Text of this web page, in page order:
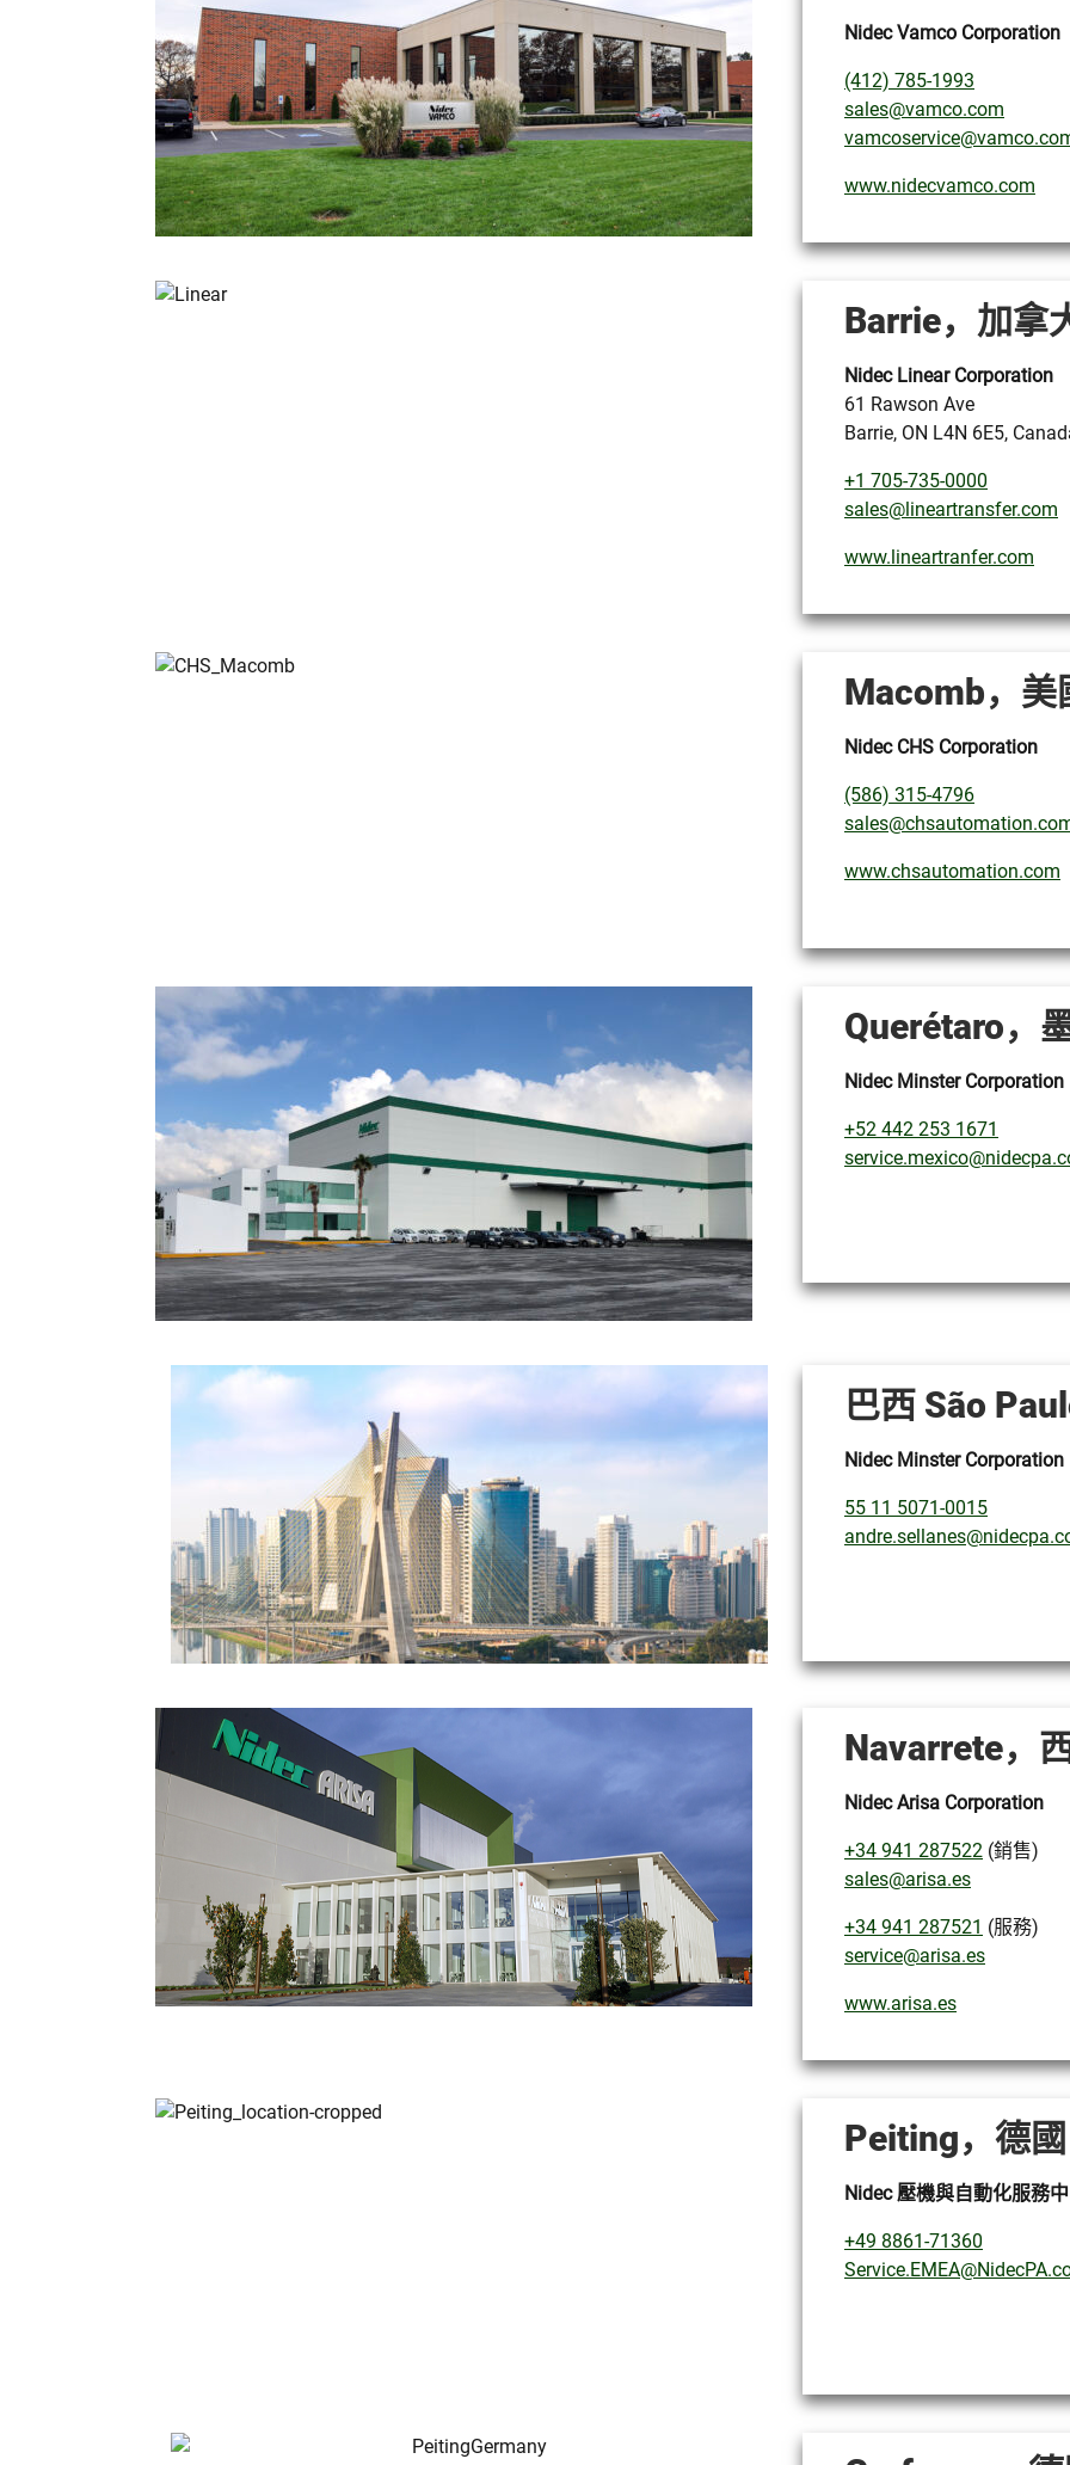
Nidec Vamco Corporation
(412) 785-1993
sales@vamco.com
www.nidecvamco.com
Barrie，加拿
Nidec Linear Corporation
61 Rawson Ave
Barrie, ON L4N 6E5,
+1 705-735-0000
sales@lineartransfer.com
www.lineartranfer.com
Macomb，美
Nidec CHS Corporation
(586) 315-4796
www.chsautomation.com
Querétaro，
Nidec Minster Corporation
+52 442 253 1671
巴西 São
Nidec Minster Corporation
55 11 5071-0015
Navarrete，
Nidec Arisa Corporation
+34 941 287522 (銷售)
sales@arisa.es
+34 941 287521 (服務)
service@arisa.es
www.arisa.es
Peiting，德國
Nidec 壓機與自動化服務中
+49 8861-71360